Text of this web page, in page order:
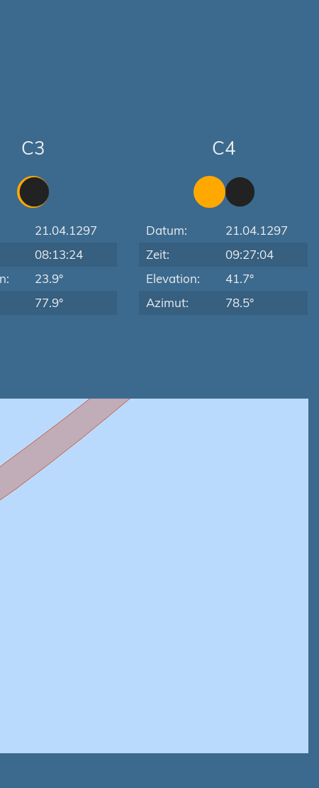
C3
21.04.1297
08:13:24
23.9°
77.9°
C4
Datum:
21.04.1297
Zeit:
09:27:04
Elevation:
41.7°
Azimut:
78.5°